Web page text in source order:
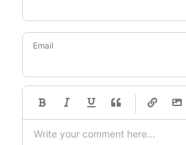
Email
-
-
-